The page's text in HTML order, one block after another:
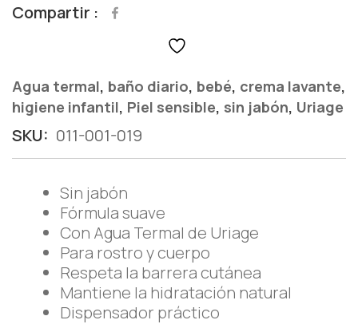
Compartir
Agua termal, baño diario, bebé, crema lavante,
higiene infantil, Piel sensible, sin jabón, Uriage
SKU: 011-001-019
Sin jabón
Fórmula suave
Con Agua Termal de Uriage
Para rostro y cuerpo
Respeta la barrera cutánea
Mantiene la hidratación natural
Dispensador práctico